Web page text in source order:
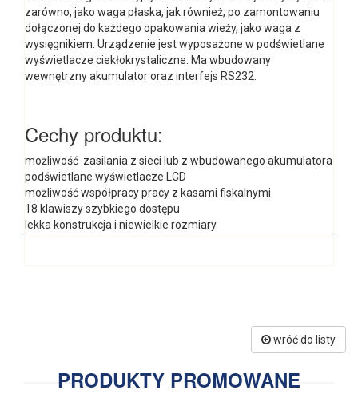
zarówno, jako waga płaska, jak również, po zamontowaniu
dołączonej do każdego opakowania wieży, jako waga z
wysięgnikiem. Urządzenie jest wyposażone w podświetlane
wyświetlacze ciekłokrystaliczne. Ma wbudowany
wewnętrzny akumulator oraz interfejs RS232.
Cechy produktu:
możliwość zasilania z sieci lub z wbudowanego akumulatora
podświetlane wyświetlacze LCD
możliwość współpracy pracy z kasami fiskalnymi
18 klawiszy szybkiego dostępu
lekka konstrukcja i niewielkie rozmiary
wróć do listy
PRODUKTY PROMOWANE